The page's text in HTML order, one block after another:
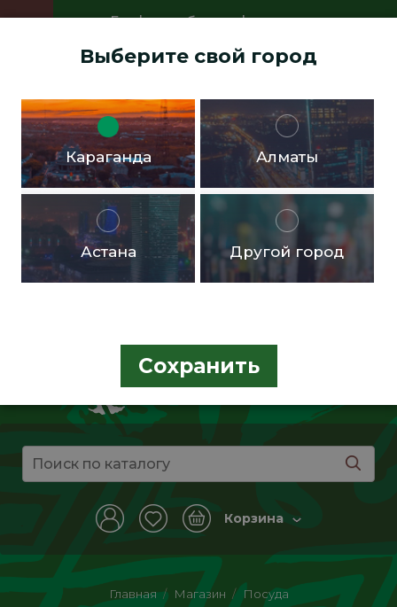
График работы офисов:
13:00 до 14:00 Суббота, воскресенье -
Доставка бесплатная в черте города от 10.000тг!
Корзина
Главная / Магазин / Посуда
Выберите свой город
Караганда Алматы
Астана Другой город
Сохранить